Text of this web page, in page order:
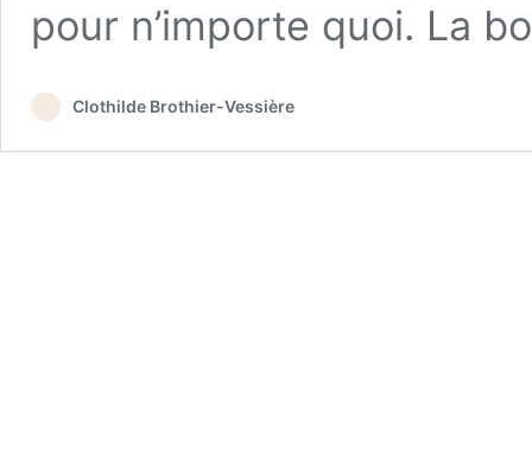
pour n’importe quoi. La
Clothilde Brothier-Vessière